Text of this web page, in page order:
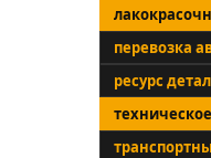
перевозка
ресурс